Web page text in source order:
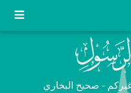
- صحيح البخاري